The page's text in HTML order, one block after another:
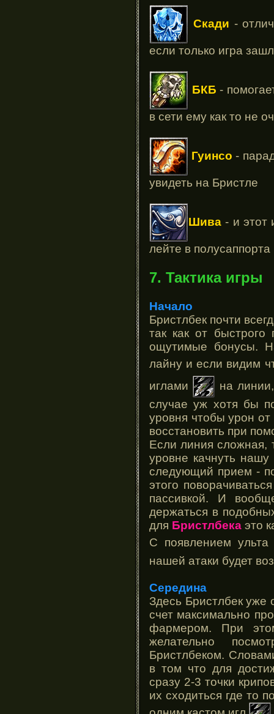
Скади -
если только игра
БКБ -
в сети ему как то не
Гуинсо -
увидеть на Бристле
Шива - и этот
лейте в полусаппорта
7. Тактика игры
Начало
Бристлбек почти
так как от
ощутимые бонусы.
лайну и если видим
иглами
на
случае уж хотя бы
уровня чтобы урон от
восстановить при
Если линия сложная,
уровне качнуть
следующий прием -
этого
пассивкой. И
держаться в
для Бристлбека это
С появлением
нашей атаки будет
Середина
Здесь Бристлбек уже
счет максимально
фармером. При
желательно
Бристлбеком.
в том что для
сразу 2-3 точки
их сходиться где то